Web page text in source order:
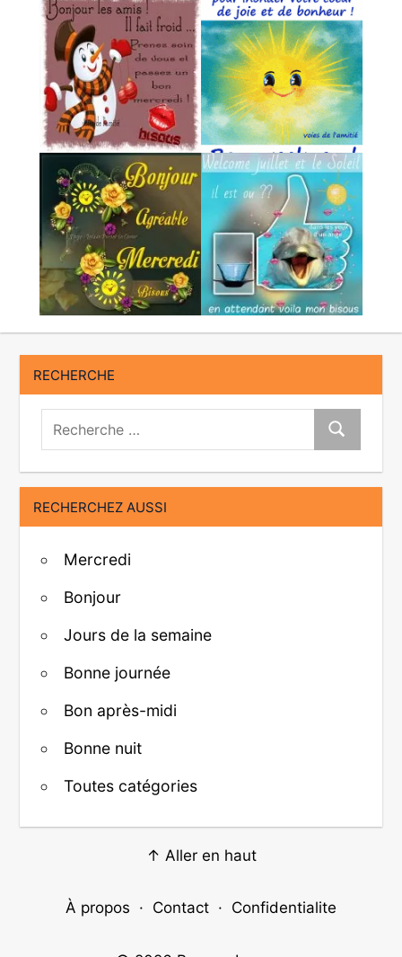
RECHERCHE
Recherche:
Recherche
RECHERCHEZ AUSSI
Mercredi
Bonjour
Jours de la semaine
Bonne journée
Bon après-midi
Bonne nuit
Toutes catégories
↑ Aller en haut
À propos · Contact · Confidentialite